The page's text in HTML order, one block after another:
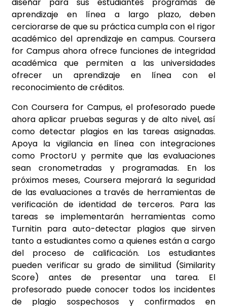
diseñar para sus estudiantes programas de
aprendizaje en línea a largo plazo, deben
cerciorarse de que su práctica cumpla con el rigor
académico del aprendizaje en campus. Coursera
for Campus ahora ofrece funciones de integridad
académica que permiten a las universidades
ofrecer un aprendizaje en línea con el
reconocimiento de créditos.
Con Coursera for Campus, el profesorado puede
ahora aplicar pruebas seguras y de alto nivel, así
como detectar plagios en las tareas asignadas.
Apoya la vigilancia en línea con integraciones
como ProctorU y permite que las evaluaciones
sean cronometradas y programadas. En los
próximos meses, Coursera mejorará la seguridad
de las evaluaciones a través de herramientas de
verificación de identidad de terceros. Para las
tareas se implementarán herramientas como
Turnitin para auto-detectar plagios que sirven
tanto a estudiantes como a quienes están a cargo
del proceso de calificación. Los estudiantes
pueden verificar su grado de similitud (Similarity
Score) antes de presentar una tarea. El
profesorado puede conocer todos los incidentes
de plagio sospechosos y confirmados en